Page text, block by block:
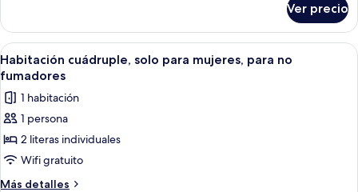
no
fumadores
compartido,
dormitorio
mixto,
para
fumadores
Ver precio
Abrir
todas
las
fotos
de
Habitación
cuádruple,
solo
Una habitación moderna de varios
2
Habitación cuádruple, solo para mujeres, para no
fumadores
1 habitación
1 persona
2 literas individuales
Wifi gratuito
Más detalles
Más